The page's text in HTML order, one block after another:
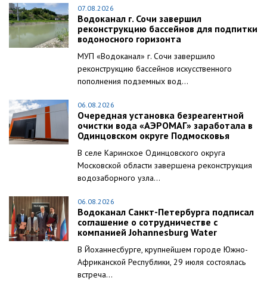
07.08.2026
Водоканал г. Сочи завершил
реконструкцию бассейнов для подпитки
водоносного горизонта
МУП «Водоканал» г. Сочи завершило
реконструкцию бассейнов искусственного
пополнения подземных вод...
06.08.2026
Очередная установка безреагентной
очистки вода «АЭРОМАГ» заработала в
Одинцовском округе Подмосковья
В селе Каринское Одинцовского округа
Московской области завершена реконструкция
водозаборного узла...
06.08.2026
Водоканал Санкт-Петербурга подписал
соглашение о сотрудничестве с
компанией Johannesburg Water
В Йоханнесбурге, крупнейшем городе Южно-
Африканской Республики, 29 июля состоялась
встреча...